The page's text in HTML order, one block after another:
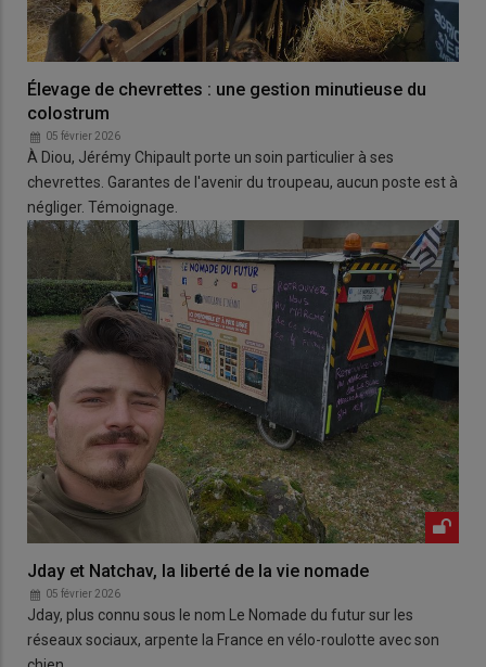
Élevage de chevrettes : une gestion minutieuse du
colostrum
05 février 2026
À Diou, Jérémy Chipault porte un soin particulier à ses
chevrettes. Garantes de l'avenir du troupeau, aucun poste est à
négliger. Témoignage.
Jday et Natchav, la liberté de la vie nomade
05 février 2026
Jday, plus connu sous le nom Le Nomade du futur sur les
réseaux sociaux, arpente la France en vélo-roulotte avec son